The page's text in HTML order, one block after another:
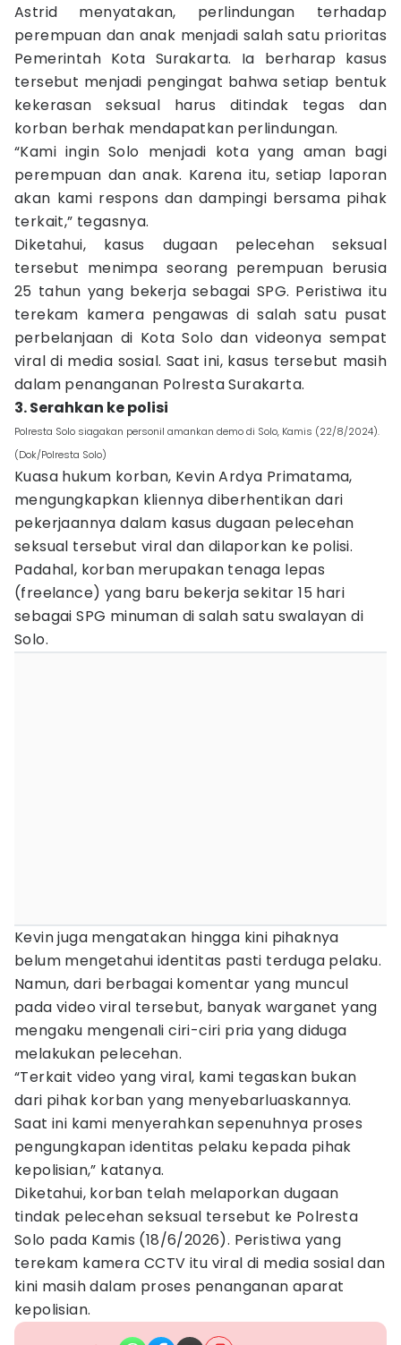
Astrid menyatakan, perlindungan terhadap
perempuan dan anak menjadi salah satu prioritas
Pemerintah Kota Surakarta. Ia berharap kasus
tersebut menjadi pengingat bahwa setiap bentuk
kekerasan seksual harus ditindak tegas dan
korban berhak mendapatkan perlindungan.
“Kami ingin Solo menjadi kota yang aman bagi
perempuan dan anak. Karena itu, setiap laporan
akan kami respons dan dampingi bersama pihak
terkait,” tegasnya.
Diketahui, kasus dugaan pelecehan seksual
tersebut menimpa seorang perempuan berusia
25 tahun yang bekerja sebagai SPG. Peristiwa itu
terekam kamera pengawas di salah satu pusat
perbelanjaan di Kota Solo dan videonya sempat
viral di media sosial. Saat ini, kasus tersebut masih
dalam penanganan Polresta Surakarta.
3. Serahkan ke polisi
Polresta Solo siagakan personil amankan demo di Solo, Kamis (22/8/2024).
(Dok/Polresta Solo)
Kuasa hukum korban, Kevin Ardya Primatama,
mengungkapkan kliennya diberhentikan dari
pekerjaannya dalam kasus dugaan pelecehan
seksual tersebut viral dan dilaporkan ke polisi.
Padahal, korban merupakan tenaga lepas
(freelance) yang baru bekerja sekitar 15 hari
sebagai SPG minuman di salah satu swalayan di
Solo.
Kevin juga mengatakan hingga kini pihaknya
belum mengetahui identitas pasti terduga pelaku.
Namun, dari berbagai komentar yang muncul
pada video viral tersebut, banyak warganet yang
mengaku mengenali ciri-ciri pria yang diduga
melakukan pelecehan.
“Terkait video yang viral, kami tegaskan bukan
dari pihak korban yang menyebarluaskannya.
Saat ini kami menyerahkan sepenuhnya proses
pengungkapan identitas pelaku kepada pihak
kepolisian,” katanya.
Diketahui, korban telah melaporkan dugaan
tindak pelecehan seksual tersebut ke Polresta
Solo pada Kamis (18/6/2026). Peristiwa yang
terekam kamera CCTV itu viral di media sosial dan
kini masih dalam proses penanganan aparat
kepolisian.